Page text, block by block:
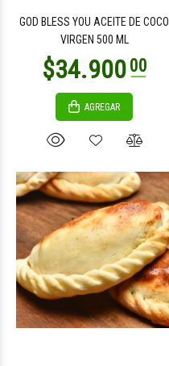
GOD BLESS YOU ACEITE DE COCO
VIRGEN 500 ML
AGREGAR